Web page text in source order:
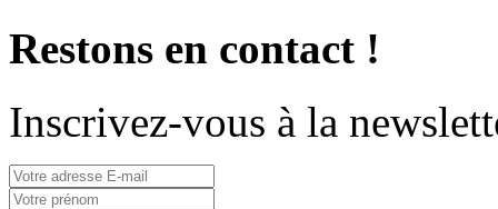
Restons en contact !
Inscrivez-vous à la